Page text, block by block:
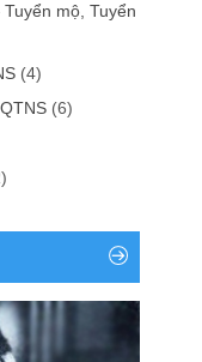
mộ, Tuyển
(4)
(6)